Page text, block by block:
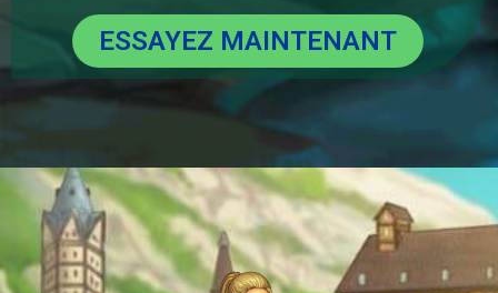
ESSAYEZ MAINTENANT